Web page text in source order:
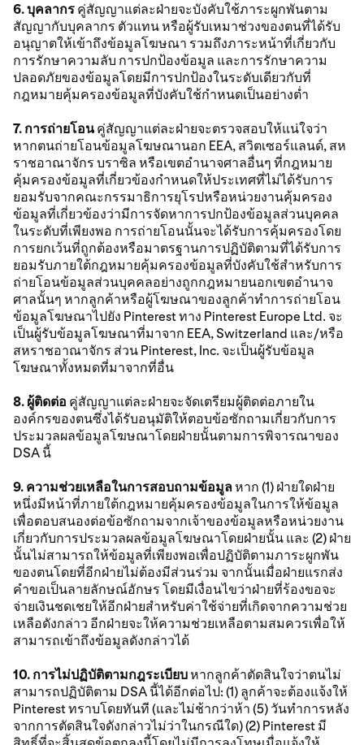
6. บุคลากร คู่สัญญาแต่ละฝ่ายจะบังคับใช้ภาระผูกพันตาม
สัญญากับบุคลากร ตัวแทน หรือผู้รับเหมาช่วงของตนที่ได้รับ
อนุญาตให้เข้าถึงข้อมูลโฆษณา รวมถึงภาระหน้าที่เกี่ยวกับ
การรักษาความลับ การปกป้องข้อมูล และการรักษาความ
ปลอดภัยของข้อมูลโดยมีการปกป้องในระดับเดียวกับที่
กฎหมายคุ้มครองข้อมูลที่บังคับใช้กำหนดเป็นอย่างต่ำ
7. การถ่ายโอนคู่สัญญาแต่ละฝ่ายจะตรวจสอบให้แน่ใจว่า
หากตนถ่ายโอนข้อมูลโฆษณานอก EEA, สวิตเซอร์แลนด์, สห
ราชอาณาจักร บราซิล หรือเขตอำนาจศาลอื่นๆ ที่กฎหมาย
คุ้มครองข้อมูลที่เกี่ยวข้องกำหนดให้ประเทศที่ไม่ได้รับการ
ยอมรับจากคณะกรรมาธิการยุโรปหรือหน่วยงานคุ้มครอง
ข้อมูลที่เกี่ยวข้องว่ามีการจัดหาการปกป้องข้อมูลส่วนบุคคล
ในระดับที่เพียงพอ การถ่ายโอนนั้นจะได้รับการคุ้มครองโดย
การยกเว้นที่ถูกต้องหรือมาตรฐานการปฏิบัติตามที่ได้รับการ
ยอมรับภายใต้กฎหมายคุ้มครองข้อมูลที่บังคับใช้สำหรับการ
ถ่ายโอนข้อมูลส่วนบุคคลอย่างถูกกฎหมายนอกเขตอำนาจ
ศาลนั้นๆ หากลูกค้าหรือผู้โฆษณาของลูกค้าทำการถ่ายโอน
ข้อมูลโฆษณาไปยัง Pinterest ทาง Pinterest Europe Ltd. จะ
เป็นผู้รับข้อมูลโฆษณาที่มาจาก EEA, Switzerland และ/หรือ
สหราชอาณาจักร ส่วน Pinterest, Inc. จะเป็นผู้รับข้อมูล
โฆษณาทั้งหมดที่มาจากที่อื่น
8. ผู้ติดต่อ คู่สัญญาแต่ละฝ่ายจะจัดเตรียมผู้ติดต่อภายใน
องค์กรของตนซึ่งได้รับอนุมัติให้ตอบข้อซักถามเกี่ยวกับการ
ประมวลผลข้อมูลโฆษณาโดยฝ่ายนั้นตามการพิจารณาของ
DSA นี้
9. ความช่วยเหลือในการสอบถามข้อมูลหาก (1) ฝ่ายใดฝ่าย
หนึ่งมีหน้าที่ภายใต้กฎหมายคุ้มครองข้อมูลในการให้ข้อมูล
เพื่อตอบสนองต่อข้อซักถามจากเจ้าของข้อมูลหรือหน่วยงาน
เกี่ยวกับการประมวลผลข้อมูลโฆษณาโดยฝ่ายนั้น และ (2) ฝ่าย
นั้นไม่สามารถให้ข้อมูลที่เพียงพอเพื่อปฏิบัติตามภาระผูกพัน
ของตนโดยที่อีกฝ่ายไม่ต้องมีส่วนร่วม จากนั้นเมื่อฝ่ายแรกส่ง
คำขอเป็นลายลักษณ์อักษร โดยมีเงื่อนไขว่าฝ่ายที่ร้องขอจะ
จ่ายเงินชดเชยให้อีกฝ่ายสำหรับค่าใช้จ่ายที่เกิดจากความช่วย
เหลือดังกล่าว อีกฝ่ายจะให้ความช่วยเหลือตามสมควรเพื่อให้
สามารถเข้าถึงข้อมูลดังกล่าวได้
10. การไม่ปฏิบัติตามกฎระเบียบหากลูกค้าตัดสินใจว่าตนไม่
สามารถปฏิบัติตาม DSA นี้ได้อีกต่อไป: (1) ลูกค้าจะต้องแจ้งให้
Pinterest ทราบโดยทันที (และไม่ช้ากว่าห้า (5) วันทำการหลัง
จากการตัดสินใจดังกล่าวไม่ว่าในกรณีใด) (2) Pinterest มี